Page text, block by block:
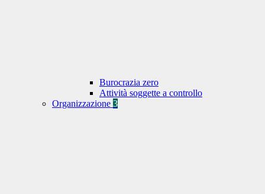
Burocrazia zero
Attività soggette a controllo
Organizzazione 3